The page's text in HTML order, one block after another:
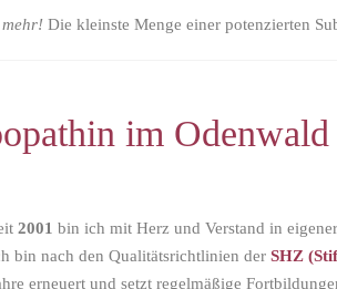
mehr! Die kleinste Menge einer potenzierten
im
2001 bin ich mit Herz und Verstand in
bin nach den Qualitätsrichtlinien der SHZ
erneuert und setzt regelmäßige